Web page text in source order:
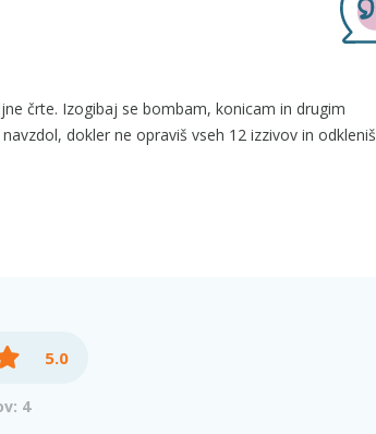
črte. Izogibaj se bombam, konicam in drugim
dokler ne opraviš vseh 12 izzivov in odkleniš
5.0
4